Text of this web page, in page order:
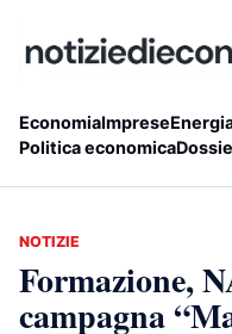
EconomiaImprese
Politica economica
NOTIZIE
Formazione,
campagna